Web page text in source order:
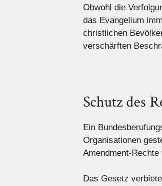
Obwohl die
das Evangelium
christlichen
verschärften
Schutz des
Ein
Organisationen
Amendment-Rechte
Das Gesetz